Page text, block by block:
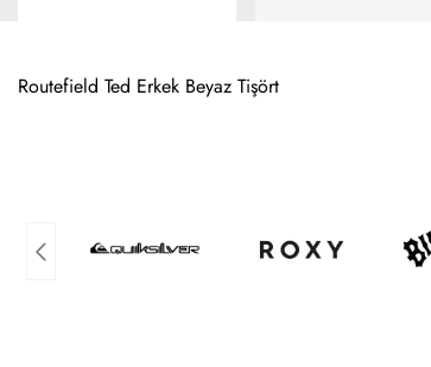
Routefield Ted Erkek Beyaz Tişört